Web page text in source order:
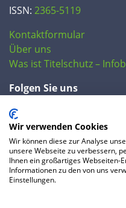
ISSN: 2365-5119
Kontaktformular
Über uns
Was ist Titelschutz –
Folgen Sie uns
Wir verwenden Cookies
Wir können diese zur Analyse
unsere Webseite zu verbessern,
Ihnen ein großartiges Webseiten-
Informationen zu den von uns
Einstellungen.